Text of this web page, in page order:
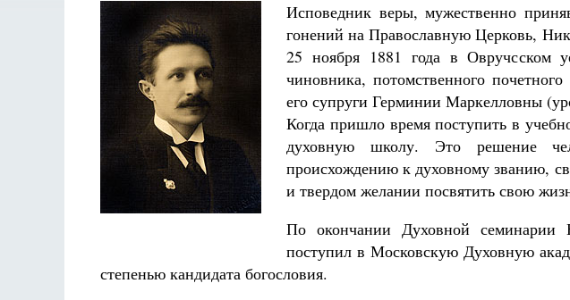
Исповедник веры, мужественно
гонений на Православную Церковь,
25 ноября 1881 года в Овручсском
чиновника, потомственного
его супруги Герминии Маркелловны
Когда пришло время поступить в
духовную школу. Это решение
происхождению к духовному званию,
и твердом желании посвятить свою
По окончании Духовной
поступил в Московскую Духовную
степенью кандидата богословия.
Как найти своё место в жизни
Кирилл Мурышев